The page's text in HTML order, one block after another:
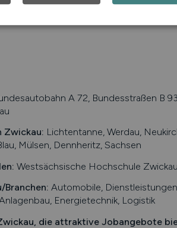
A 72, Bundesstraßen B
Zwickau: Lichtentanne, Werdau,
Mülsen, Dennheritz, Sachsen
Westsächsische Hochschule
/Branchen: Automobile,
Energietechnik, Logistik
, die attraktive Jobangebote